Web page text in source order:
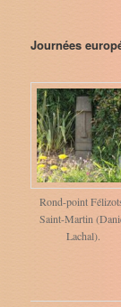
Journées
Rond-point
Saint-Martin
Lachal).